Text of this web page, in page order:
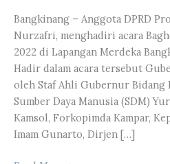
Bangkinang – Anggota DPRD
Nurzafri, menghadiri acara
2022 di Lapangan Merdeka
Hadir dalam acara tersebut
oleh Staf Ahli Gubernur Bidang
Sumber Daya Manusia (SDM)
Kamsol, Forkopimda Kampar,
Imam Gunarto, Dirjen […]